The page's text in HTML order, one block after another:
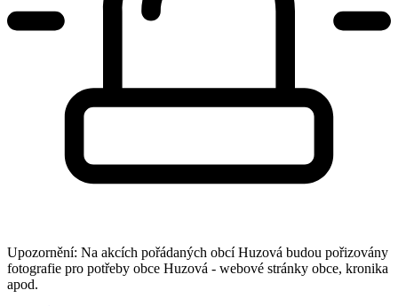
Upozornění: Na akcích pořádaných obcí Huzová budou pořizovány
fotografie pro potřeby obce Huzová - webové stránky obce, kronika
apod.